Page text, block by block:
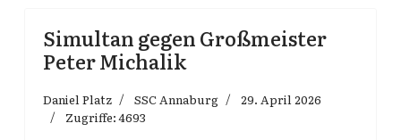
Simultan gegen Großmeister
Peter Michalik
Daniel Platz SSC Annaburg
29. April 2026
Zugriffe: 4693